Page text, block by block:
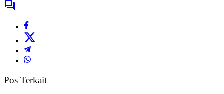
Pos Terkait